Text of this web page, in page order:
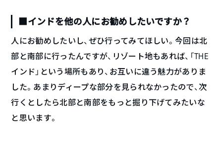
■インドを他の人にお勧めしたいですか？
人にお勧めしたいし、ぜひ行ってみてほしい。今回は北
部と南部に行ったんですが、リゾート地もあれば、「THE
インド」という場所もあり、お互いに違う魅力がありま
した。あまりディープな部分を見られなかったので、次
行くとしたら北部と南部をもっと掘り下げてみたいな
と思います。